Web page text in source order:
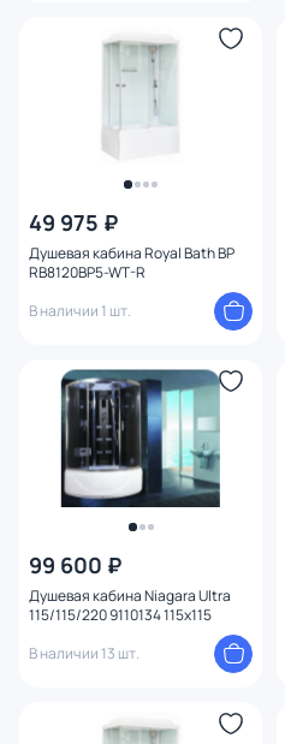
49 975 ₽
Душевая кабина Royal Bath BP
RB8120BP5-WT-R
В наличии 1 шт.
99 600 ₽
Душевая кабина Niagara Ultra
115/115/220 9110134 115x115
В наличии 13 шт.